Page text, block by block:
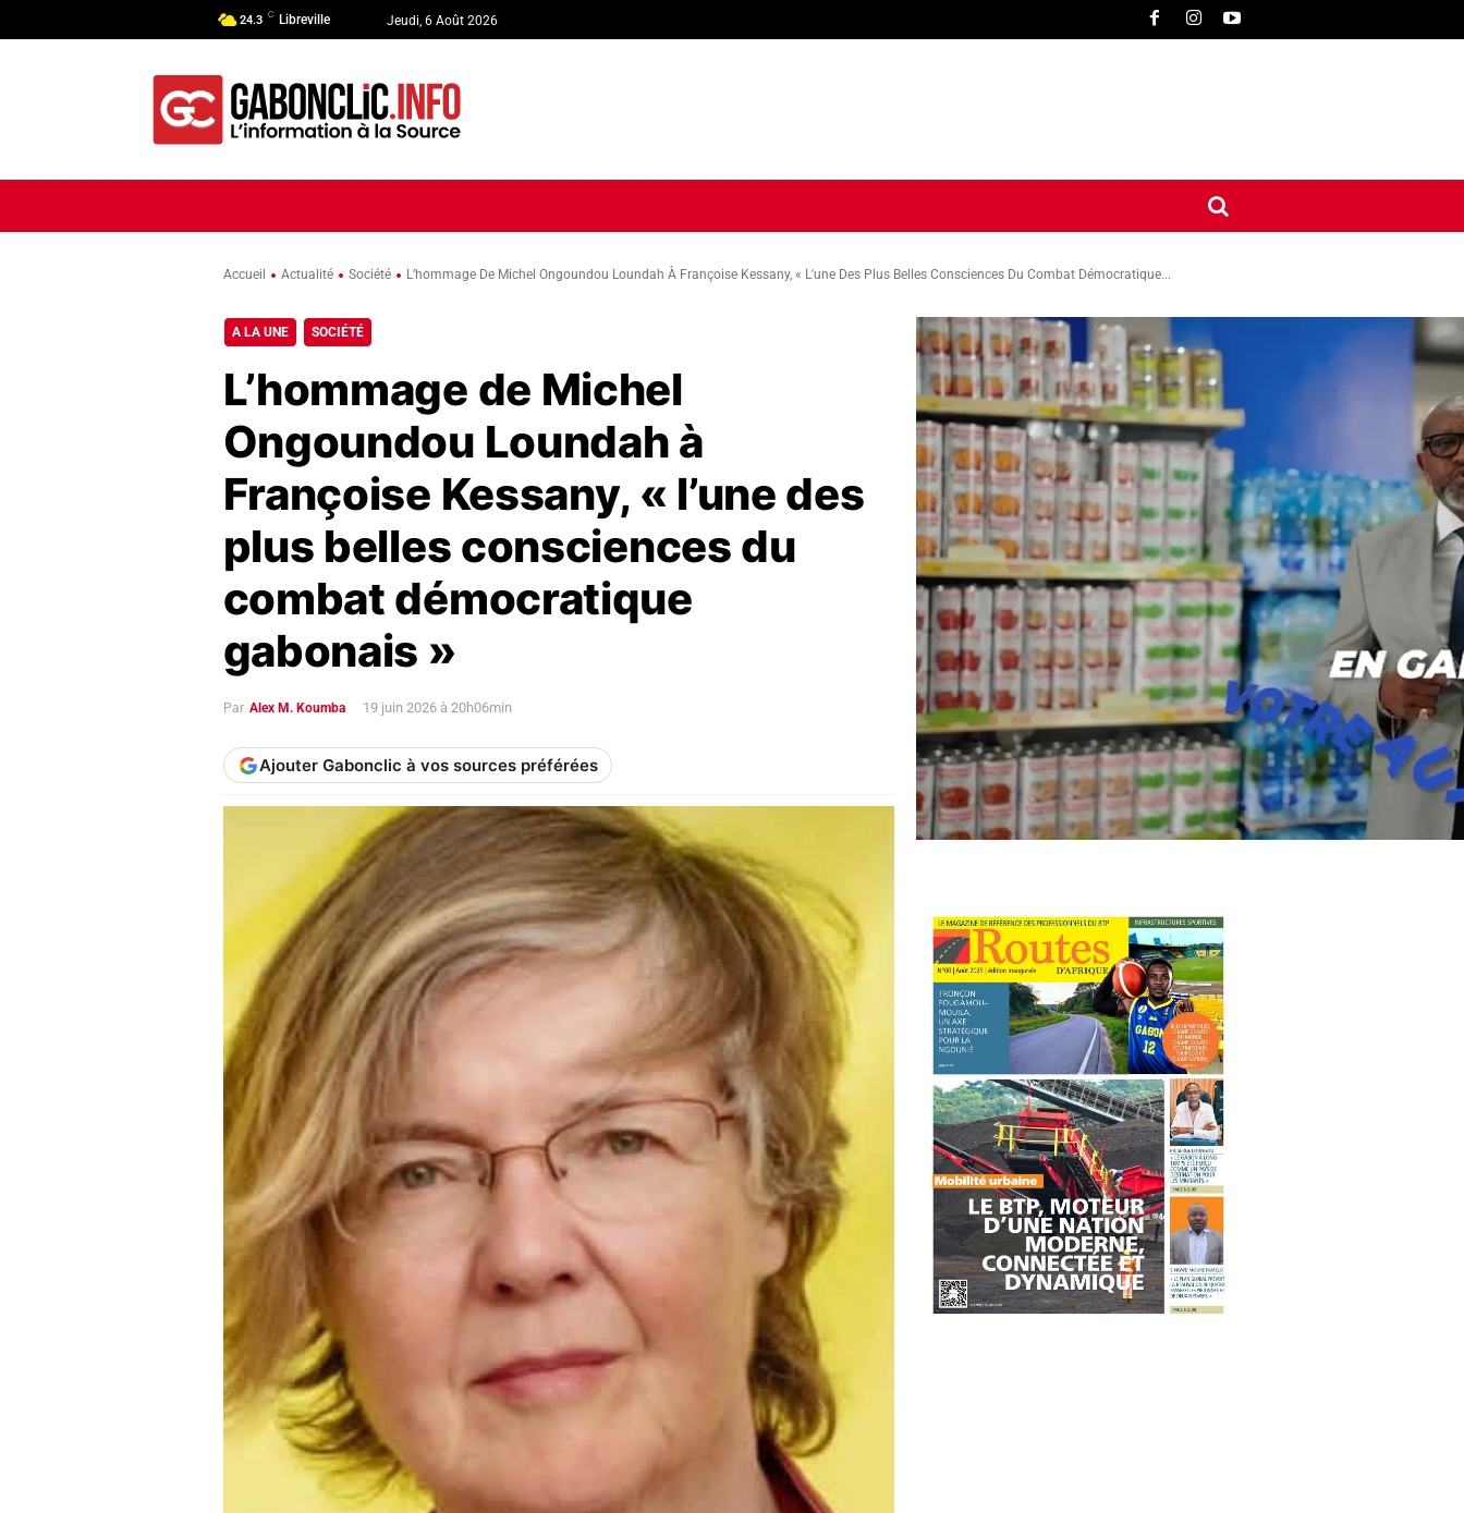
24.3 C Libreville Jeudi, 6 Août 2026
CONTACT
Accueil Actualité Société L’hommage De Michel Ongoundou Loundah À Françoise Kessany, « L'une Des Plus Belles Consciences Du Combat Démocratique...
A LA UNE SOCIÉTÉ
L’hommage de Michel
Ongoundou Loundah à
Françoise Kessany, « l’une des
plus belles consciences du
combat démocratique
gabonais »
Par Alex M. Koumba 19 juin 2026 à 20h06min
Ajouter Gabonclic à vos sources préférées